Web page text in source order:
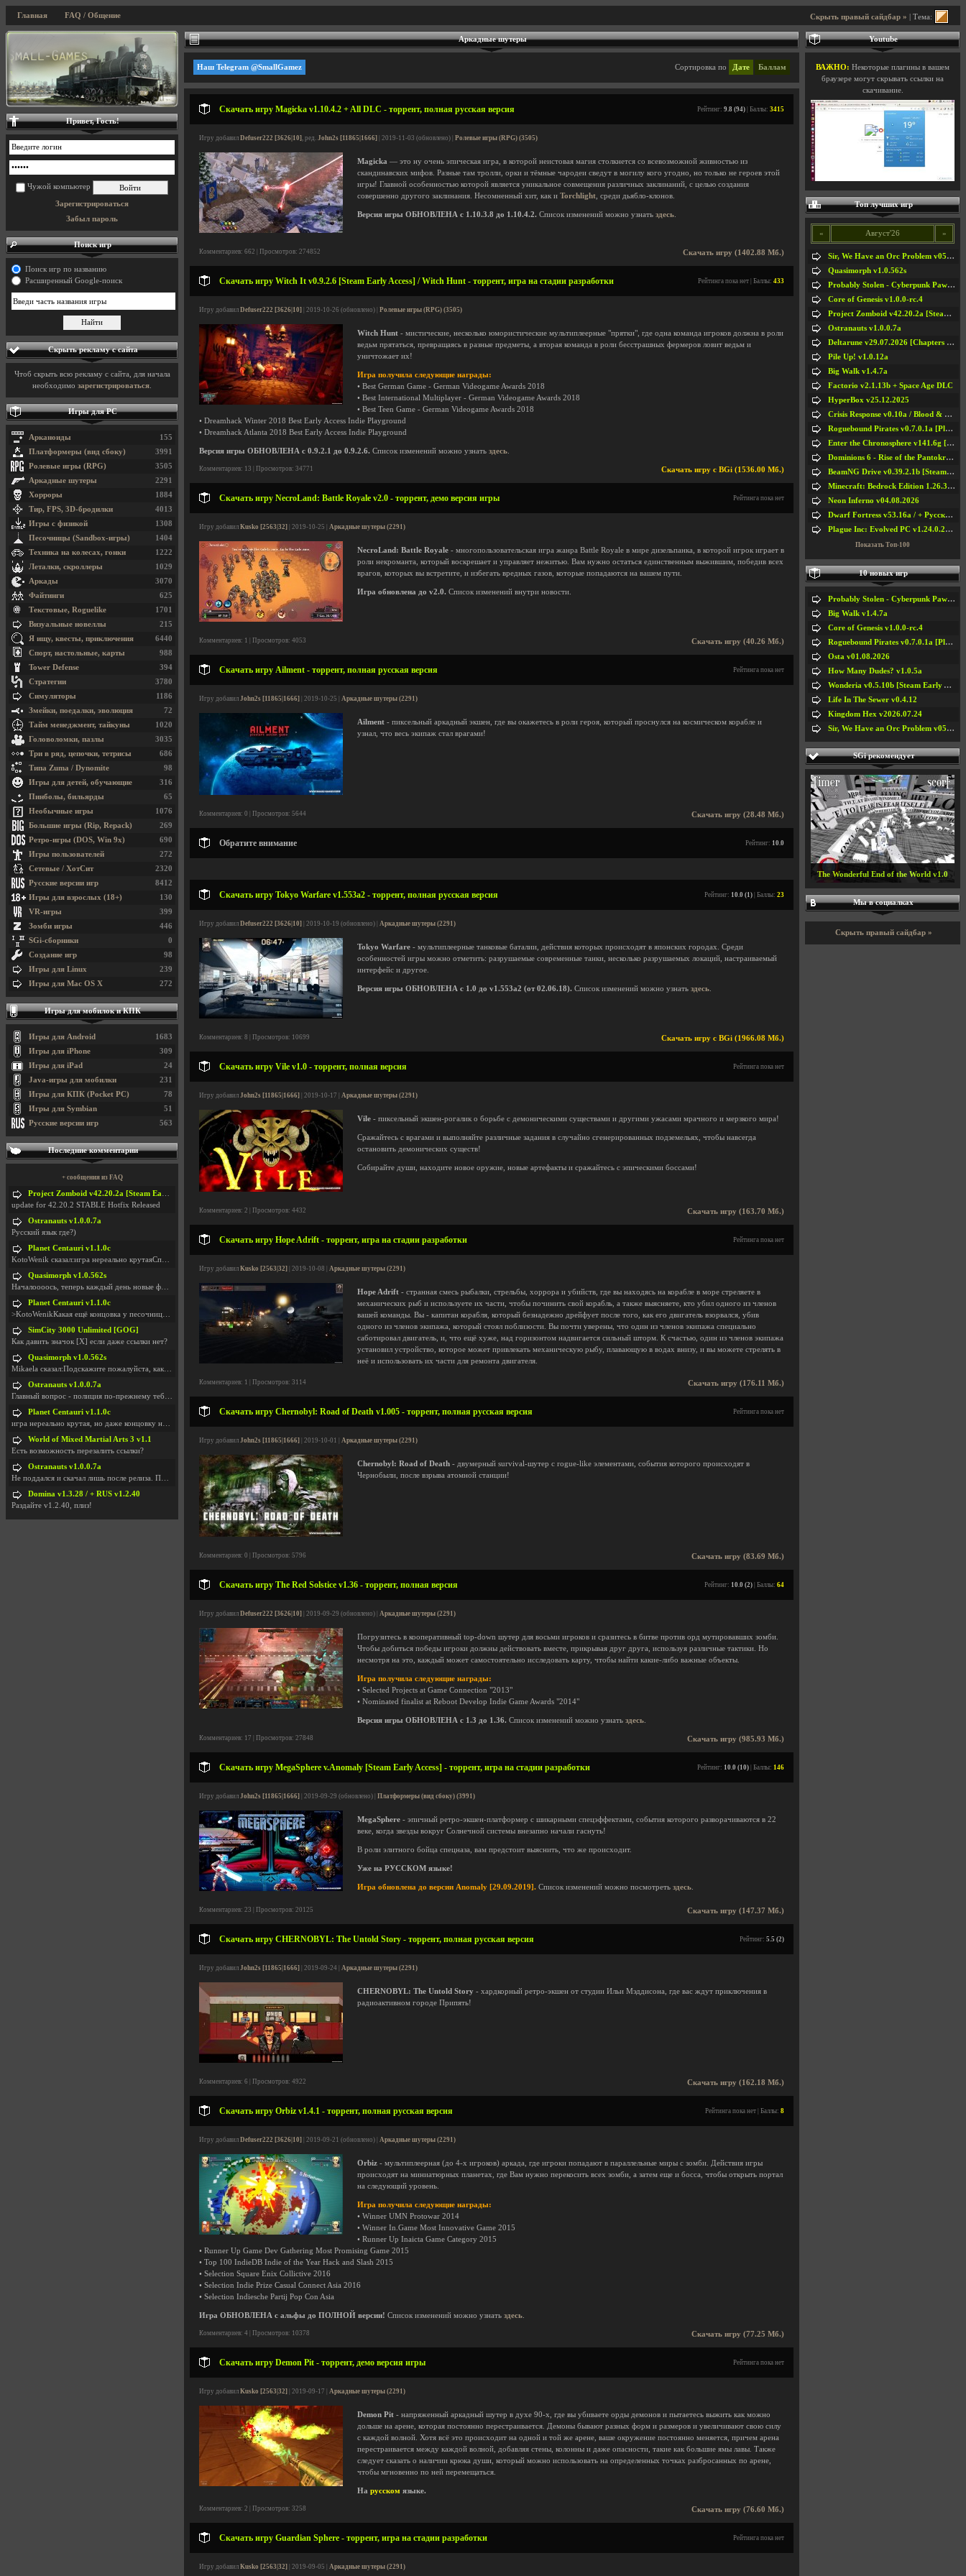
Скрыть правый сайдбар » | Тема:
Главная FAQ / Общение
Аркадные шутеры
Сортировка по Дате Баллам
Наш Telegram @SmallGamez
Скачать игру Magicka v1.10.4.2 + All DLC - торрент, полная русская версия Рейтинг: 9.8 (94) | Баллы: 3415
Игру добавил Defuser222 [3626|10], ред. John2s [11865|1666] | 2019-11-03 (обновлено) | Ролевые игры (RPG) (3505)
Magicka — это ну очень эпическая игра, в которой неистовая магия столкнется со всевозможной живностью из
скандинавских мифов. Разные там тролли, орки и тёмные чародеи сведут в могилу кого угодно, но только не героев этой
игры! Главной особенностью которой является уникальное совмещения различных заклинаний, с целью создания
совершенно другого заклинания. Несомненный хит, как и Torchlight , среди дьябло-клонов.
Версия игры ОБНОВЛЕНА с 1.10.3.8 до 1.10.4.2. Список изменений можно узнать здесь
Скачать игру (1402.88 Мб.)
Комментариев: 662 | Просмотров: 274852
Скачать игру Witch It v0.9.2.6 [Steam Early Access] / Witch Hunt - торрент, игра на стадии разработки Рейтинга пока нет | Баллы: 433
Игру добавил Defuser222 [3626|10] | 2019-10-26 (обновлено) | Ролевые игры (RPG) (3505)
Witch Hunt - мистические, несколько юмористические мультиплеерные "прятки", где одна команда игроков должна в роли
ведьм прятаться, превращаясь в разные предметы, а вторая команда в роли бесстрашных фермеров ловит ведьм и
уничтожает их!
Игра получила следующие награды:
• Best German Game - German Videogame Awards 2018
• Best International Multiplayer - German Videogame Awards 2018
• Best Teen Game - German Videogame Awards 2018
• Dreamhack Winter 2018 Best Early Access Indie Playground
• Dreamhack Atlanta 2018 Best Early Access Indie Playground
Версия игры ОБНОВЛЕНА с 0.9.2.1 до 0.9.2.6. Список изменений можно узнать здесь
Скачать игру с BGi (1536.00 Мб.)
Комментариев: 13 | Просмотров: 34771
Скачать игру NecroLand: Battle Royale v2.0 - торрент, демо версия игры Рейтинга пока нет
Игру добавил Kusko [2563|32] | 2019-10-25 | Аркадные шутеры (2291)
NecroLand: Battle Royale - многопользовательская игра жанра Battle Royale в мире дизельпанка, в которой игрок играет в
роли некроманта, который воскрешает и управляет нежитью. Вам нужно остаться единственным выжившим, победив всех
врагов, которых вы встретите, и избегать вредных газов, которые попадаются на вашем пути.
Игра обновлена до v2.0. Список изменений внутри новости.
Скачать игру (40.26 Мб.)
Комментариев: 1 | Просмотров: 4053
Скачать игру Ailment - торрент, полная русская версия Рейтинга пока нет
Игру добавил John2s [11865|1666] | 2019-10-25 | Аркадные шутеры (2291)
Ailment - пиксельный аркадный экшен, где вы окажетесь в роли героя, который проснулся на космическом корабле и
узнал, что весь экипаж стал врагами!
Скачать игру (28.48 Мб.)
Комментариев: 0 | Просмотров: 5644
Обратите внимание Рейтинг: 10.0
Скачать игру Tokyo Warfare v1.553a2 - торрент, полная русская версия Рейтинг: 10.0 (1) | Баллы: 23
Игру добавил Defuser222 [3626|10] | 2019-10-19 (обновлено) | Аркадные шутеры (2291)
Tokyo Warfare - мультиплеерные танковые баталии, действия которых происходят в японских городах. Среди
особенностей игры можно отметить: разрушаемые современные танки, несколько разрушаемых локаций, настраиваемый
интерфейс и другое.
Версия игры ОБНОВЛЕНА с 1.0 до v1.553a2 (от 02.06.18). Список изменений можно узнать здесь
Скачать игру с BGi (1966.08 Мб.)
Комментариев: 8 | Просмотров: 10699
Скачать игру Vile v1.0 - торрент, полная версия Рейтинга пока нет
Игру добавил John2s [11865|1666] | 2019-10-17 | Аркадные шутеры (2291)
Vile - пиксельный экшен-рогалик о борьбе с демоническими существами и другими ужасами мрачного и мерзкого мира!
Сражайтесь с врагами и выполняйте различные задания в случайно сгенерированных подземельях, чтобы навсегда
остановить демонических существ!
Собирайте души, находите новое оружие, новые артефакты и сражайтесь с эпическими боссами!
Скачать игру (163.70 Мб.)
Комментариев: 2 | Просмотров: 4432
Скачать игру Hope Adrift - торрент, игра на стадии разработки Рейтинга пока нет
Игру добавил Kusko [2563|32] | 2019-10-08 | Аркадные шутеры (2291)
Hope Adrift - странная смесь рыбалки, стрельбы, хоррора и убийств, где вы находясь на корабле в море стреляете в
механических рыб и используете их части, чтобы починить свой корабль, а также выясняете, кто убил одного из членов
вашей команды. Вы - капитан корабля, который безнадежно дрейфует после того, как его двигатель взорвался, убив
одного из членов экипажа, который стоял поблизости. Вы почти уверены, что один из членов экипажа специально
саботировал двигатель, и, что ещё хуже, над горизонтом надвигается сильный шторм. К счастью, один из членов экипажа
установил устройство, которое может привлекать механическую рыбу, плавающую в водах внизу, и вы можете стрелять в
неё и использовать их части для ремонта двигателя.
Скачать игру (176.11 Мб.)
Комментариев: 1 | Просмотров: 3114
Скачать игру Chernobyl: Road of Death v1.005 - торрент, полная русская версия Рейтинга пока нет
Игру добавил John2s [11865|1666] | 2019-10-01 | Аркадные шутеры (2291)
Chernobyl: Road of Death - двумерный survival-шутер с rogue-like элементами, события которого происходят в
Чернобыли, после взрыва атомной станции!
Скачать игру (83.69 Мб.)
Комментариев: 0 | Просмотров: 5796
Скачать игру The Red Solstice v1.36 - торрент, полная версия Рейтинг: 10.0 (2) | Баллы: 64
Игру добавил Defuser222 [3626|10] | 2019-09-29 (обновлено) | Аркадные шутеры (2291)
Погрузитесь в кооперативный top-down шутер для восьми игроков и сразитесь в битве против орд мутировавших зомби.
Чтобы добиться победы игроки должны действовать вместе, прикрывая друг друга, используя различные тактики. Но
несмотря на это, каждый может самостоятельно исследовать карту, чтобы найти какие-либо важные объекты.
Игра получила следующие награды:
• Selected Projects at Game Connection "2013"
• Nominated finalist at Reboot Develop Indie Game Awards "2014"
Версия игры ОБНОВЛЕНА с 1.3 до 1.36. Список изменений можно узнать здесь
Скачать игру (985.93 Мб.)
Комментариев: 17 | Просмотров: 27848
Скачать игру MegaSphere v.Anomaly [Steam Early Access] - торрент, игра на стадии разработки Рейтинг: 10.0 (10) | Баллы: 146
Игру добавил John2s [11865|1666] | 2019-09-29 (обновлено) | Платформеры (вид сбоку) (3991)
MegaSphere - эпичный ретро-экшен-платформер с шикарными спецэффектами, события которого разворачиваются в 22
веке, когда звезды вокруг Солнечной системы внезапно начали гаснуть!
В роли элитного бойца спецназа, вам предстоит выяснить, что же происходит.
Уже на РУССКОМ языке!
Игра обновлена до версии Anomaly [29.09.2019]. Список изменений можно посмотреть здесь
Скачать игру (147.37 Мб.)
Комментариев: 23 | Просмотров: 20125
Скачать игру CHERNOBYL: The Untold Story - торрент, полная русская версия Рейтинг: 5.5 (2)
Игру добавил John2s [11865|1666] | 2019-09-24 | Аркадные шутеры (2291)
CHERNOBYL: The Untold Story - хардкорный ретро-экшен от студии Ильи Мэддисона, где вас ждут приключения в
радиоактивном городе Припять!
Скачать игру (162.18 Мб.)
Комментариев: 6 | Просмотров: 4922
Скачать игру Orbiz v1.4.1 - торрент, полная русская версия Рейтинга пока нет | Баллы: 8
Игру добавил Defuser222 [3626|10] | 2019-09-21 (обновлено) | Аркадные шутеры (2291)
Orbiz - мультиплеерная (до 4-х игроков) аркада, где игроки попадают в параллельные миры с зомби. Действия игры
происходят на миниатюрных планетах, где Вам нужно перекосить всех зомби, а затем еще и босса, чтобы открыть портал
на следующий уровень.
Игра получила следующие награды:
• Winner UMN Protowar 2014
• Winner In.Game Most Innovative Game 2015
• Runner Up Inaicta Game Category 2015
• Runner Up Game Dev Gathering Most Promising Game 2015
• Top 100 IndieDB Indie of the Year Hack and Slash 2015
• Selection Square Enix Collictive 2016
• Selection Indie Prize Casual Connect Asia 2016
• Selection Indiesche Partij Pop Con Asia
Игра ОБНОВЛЕНА с альфы до ПОЛНОЙ версии! Список изменений можно узнать здесь
Скачать игру (77.25 Мб.)
Комментариев: 4 | Просмотров: 10378
Скачать игру Demon Pit - торрент, демо версия игры Рейтинга пока нет
Игру добавил Kusko [2563|32] | 2019-09-17 | Аркадные шутеры (2291)
Demon Pit - напряженный аркадный шутер в духе 90-х, где вы убиваете орды демонов и пытаетесь выжить как можно
дольше на арене, которая постоянно перестраивается. Демоны бывают разных форм и размеров и увеличивают свою силу
с каждой волной. Хотя всё это происходит на одной и той же арене, ваше окружение постоянно меняется, причем арена
перестраивается между каждой волной, добавляя стены, колонны и даже опасности, такие как большие ямы лавы. Также
следует сказать о наличии крюка души, который можно использовать на определенных точках разбросанных по арене,
чтобы мгновенно по ней перемещаться.
На русском языке.
Скачать игру (76.60 Мб.)
Комментариев: 2 | Просмотров: 3258
Скачать игру Guardian Sphere - торрент, игра на стадии разработки Рейтинга пока нет
Игру добавил Kusko [2563|32] | 2019-09-05 | Аркадные шутеры (2291)
Привет, Гость!
Чужой компьютер
Зарегистрироваться
Забыл пароль
Поиск игр
Поиск игр по названию
Расширенный Google-поиск
Скрыть рекламу с сайта
Чтоб скрыть всю рекламу с сайта, для начала
необходимо зарегистрироваться
Игры для PC
155
Арканоиды
3991
Платформеры (вид сбоку)
3505
Ролевые игры (RPG)
2291
Аркадные шутеры
1884
Хорроры
4013
Тир, FPS, 3D-бродилки
1308
Игры с физикой
1404
Песочницы (Sandbox-игры)
1222
Техника на колесах, гонки
1029
Леталки, скроллеры
3070
Аркады
625
Файтинги
1701
Текстовые, Roguelike
215
Визуальные новеллы
6440
Я ищу, квесты, приключения
988
Спорт, настольные, карты
394
Tower Defense
3780
Стратегии
1186
Симуляторы
72
Змейки, поедалки, эволюция
1020
Тайм менеджмент, тайкуны
3035
Головоломки, пазлы
686
Три в ряд, цепочки, тетрисы
98
Типа Zuma / Dynomite
316
Игры для детей, обучающие
65
Пинболы, бильярды
1076
Необычные игры
269
Большие игры (Rip, Repack)
690
Ретро-игры (DOS, Win 9x)
272
Игры пользователей
2320
Сетевые / ХотСит
8412
Русские версии игр
130
Игры для взрослых (18+)
399
VR-игры
446
Зомби игры
0
SGi-сборники
98
Создание игр
239
Игры для Linux
272
Игры для Mac OS X
Игры для мобилок и КПК
1683
Игры для Android
309
Игры для iPhone
24
Игры для iPad
231
Java-игры для мобилки
78
Игры для КПК (Pocket PC)
51
Игры для Symbian
563
Русские версии игр
Последние комментарии
+ сообщения из FAQ
Project Zomboid v42.20.2a [Steam Early Access]
update for 42.20.2 STABLE Hotfix Released
Ostranauts v1.0.0.7a
Русский язык где?)
Planet Centauri v1.1.0c
KotoWenik сказал:игра нереально крутаяСпасибо )))
Quasimorph v1.0.562s
Началоооось, теперь каждый день новые фиксики, баг
Planet Centauri v1.1.0c
>KotoWenikКакая ещё концовка у песочницы?..
SimCity 3000 Unlimited [GOG]
Как давить значок [X] если даже ссылки нет?
Quasimorph v1.0.562s
Mikaela сказал:Подскажите пожалуйста, как скачать
Ostranauts v1.0.0.7a
Главный вопрос - полиция по-прежнему тебя таранит
Planet Centauri v1.1.0c
игра нереально крутая, но даже концовку не удосужи
World of Mixed Martial Arts 3 v1.1
Есть возможность перезалить ссылки?
Ostranauts v1.0.0.7a
Не поддался и скачал лишь после релиза. Посмотрим,
Domina v1.3.28 / + RUS v1.2.40
Раздайте v1.2.40, плиз!
Youtube
ВАЖНО: Некоторые плагины в вашем
браузере могут скрывать ссылки на
скачивание.
Топ лучших игр
« Август'26 »
Sir, We Have an Orc Problem v05.08.2026
Quasimorph v1.0.562s
Probably Stolen - Cyberpunk Pawnshop Simulator v048c [Playtest]
Core of Genesis v1.0.0-rc.4
Project Zomboid v42.20.2a [Steam Early Access]
Ostranauts v1.0.0.7a
Deltarune v29.07.2026 [Chapters 1-5] / + RUS [Chapters 1-5]
Pile Up! v1.0.12a
Big Walk v1.4.7a
Factorio v2.1.13b + Space Age DLC
HyperBox v25.12.2025
Crisis Response v0.10a / Blood & Bullet
Roguebound Pirates v0.7.0.1a [Playtest]
Enter the Chronosphere v141.6g [Steam Early Access]
Dominions 6 - Rise of the Pantokrator v6.35a
BeamNG Drive v0.39.2.1b [Steam Early Access]
Minecraft: Bedrock Edition 1.26.33.1a / + TLauncher v2.89
Neon Inferno v04.08.2026
Dwarf Fortress v53.16a / + Русская Версия v50.12a
Plague Inc: Evolved PC v1.24.0.2a + All DLCs
Показать Топ-100
10 новых игр
Probably Stolen - Cyberpunk Pawnshop Simulator v048c [Playtest]
Big Walk v1.4.7a
Core of Genesis v1.0.0-rc.4
Roguebound Pirates v0.7.0.1a [Playtest]
Osta v01.08.2026
How Many Dudes? v1.0.5a
Wonderia v0.5.10b [Steam Early Access]
Life In The Sewer v0.4.12
Kingdom Hex v2026.07.24
Sir, We Have an Orc Problem v05.08.2026
SGi рекомендует
The Wonderful End of the World v1.0
Мы в социалках
Скрыть правый сайдбар »